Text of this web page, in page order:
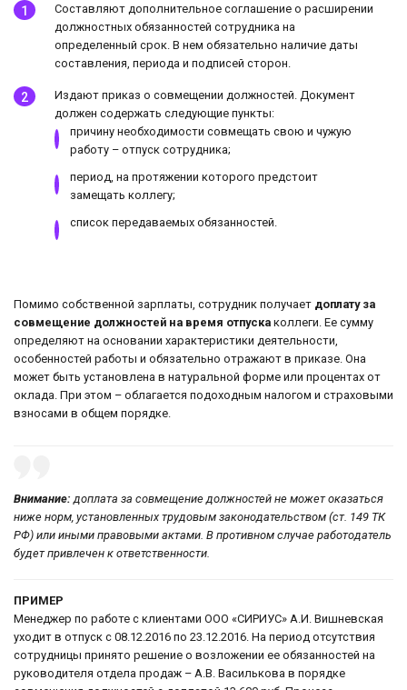
Составляют дополнительное соглашение о расширении
должностных обязанностей сотрудника на
определенный срок. В нем обязательно наличие даты
составления, периода и подписей сторон.
Издают приказ о совмещении должностей. Документ
должен содержать следующие пункты:
причину необходимости совмещать свою и чужую
работу – отпуск сотрудника;
период, на протяжении которого предстоит
замещать коллегу;
список передаваемых обязанностей.
Помимо собственной зарплаты, сотрудник получает доплату за
совмещение должностей на время отпуска коллеги. Ее сумму
определяют на основании характеристики деятельности,
особенностей работы и обязательно отражают в приказе. Она
может быть установлена в натуральной форме или процентах от
оклада. При этом – облагается подоходным налогом и страховыми
взносами в общем порядке.
Внимание: доплата за совмещение должностей не может оказаться
ниже норм, установленных трудовым законодательством (ст. 149 ТК
РФ) или иными правовыми актами. В противном случае работодатель
будет привлечен к ответственности.
ПРИМЕР
Менеджер по работе с клиентами ООО «СИРИУС» А.И. Вишневская
уходит в отпуск с 08.12.2016 по 23.12.2016. На период отсутствия
сотрудницы принято решение о возложении ее обязанностей на
руководителя отдела продаж – А.В. Василькова в порядке